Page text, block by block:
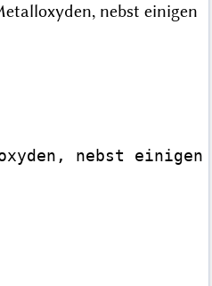
nebst einigen
nebst einigen